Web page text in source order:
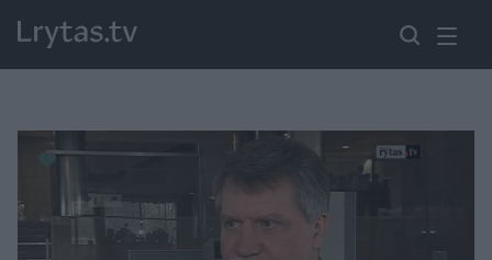
Paremkite Ukrainą